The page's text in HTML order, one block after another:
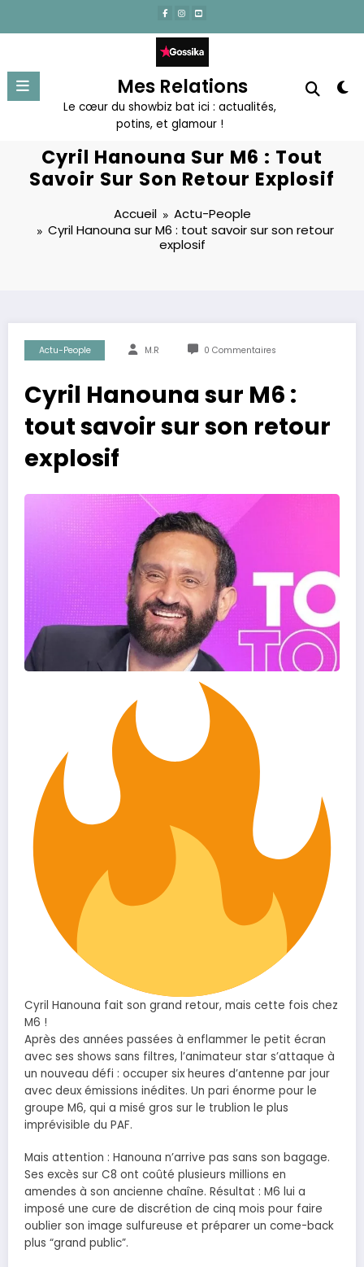
contenu
Mes Relations
Le cœur du showbiz bat ici : actualités,
potins, et glamour !
Cyril Hanouna Sur M6 : Tout
Savoir Sur Son Retour Explosif
Accueil
Actu-People
Cyril Hanouna sur M6 : tout savoir sur son retour
explosif
Actu-People M.R 0 Commentaires
Cyril Hanouna sur M6 :
tout savoir sur son retour
explosif
Cyril Hanouna fait son grand retour, mais cette fois chez
M6 !
Après des années passées à enflammer le petit écran
avec ses shows sans filtres, l’animateur star s’attaque à
un nouveau défi : occuper six heures d’antenne par jour
avec deux émissions inédites. Un pari énorme pour le
groupe M6, qui a misé gros sur le trublion le plus
imprévisible du PAF.
Mais attention : Hanouna n’arrive pas sans son bagage.
Ses excès sur C8 ont coûté plusieurs millions en
amendes à son ancienne chaîne. Résultat : M6 lui a
imposé une cure de discrétion de cinq mois pour faire
oublier son image sulfureuse et préparer un come-back
plus “grand public”.